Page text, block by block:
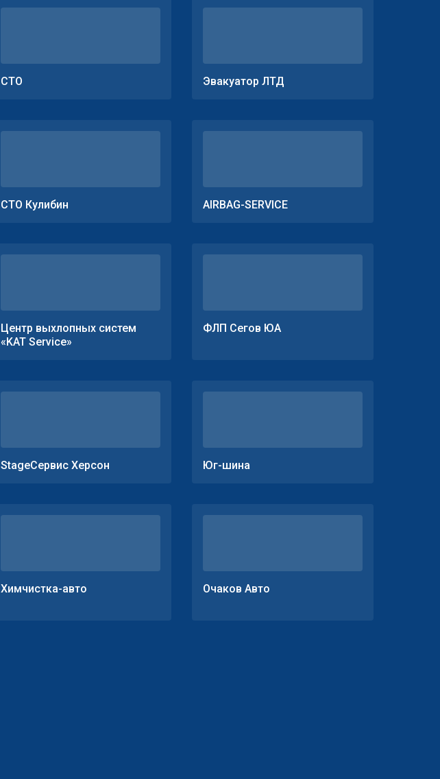
СТО Эвакуатор ЛТД
СТО Кулибин AIRBAG-SERVICE
Центр выхлопных систем
«KAT Service»
ФЛП Сегов ЮА
StageСервис Херсон Юг-шина
Химчистка-авто Очаков Авто